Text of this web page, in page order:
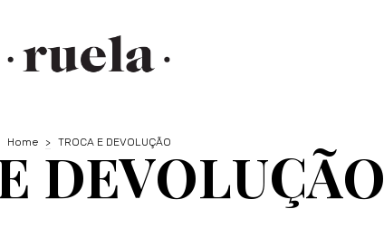
Home > TROCA E DEVOLUÇÃO
DEVOLUÇÃO